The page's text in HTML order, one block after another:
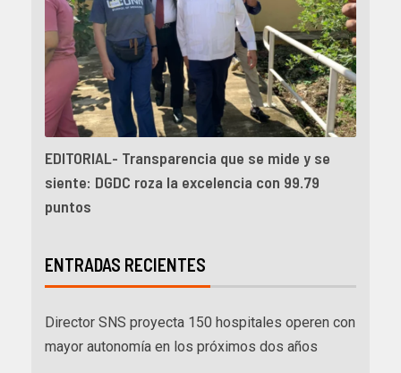
EDITORIAL- Transparencia que se mide y se
siente: DGDC roza la excelencia con 99.79
puntos
ENTRADAS RECIENTES
Director SNS proyecta 150 hospitales operen con
mayor autonomía en los próximos dos años